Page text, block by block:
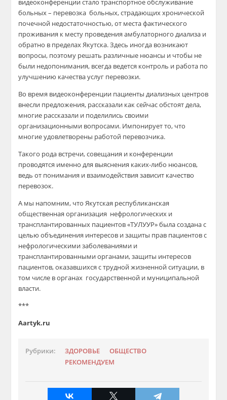
видеоконференции стало транспортное обслуживание
больных – перевозка больных, страдающих хронической
почечной недостаточностью, от места фактического
проживания к месту проведения амбулаторного диализа и
обратно в пределах Якутска. Здесь иногда возникают
вопросы, поэтому решать различные нюансы и чтобы не
были недопонимания, всегда ведется контроль и работа по
улучшению качества услуг перевозки.
Во время видеоконференции пациенты диализных центров
внесли предложения, рассказали как сейчас обстоят дела,
многие рассказали и поделились своими
организационными вопросами. Импонирует то, что
многие удовлетворены работой перевозчика.
Такого рода встречи, совещания и конференции
проводятся именно для выяснения каких-либо нюансов,
ведь от понимания и взаимодействия зависит качество
перевозок.
А мы напомним, что Якутская республиканская
общественная организация нефрологических и
трансплантированных пациентов «ТУЛУУР» была создана с
целью объединения интересов и защиты прав пациентов с
нефрологическими заболеваниями и
трансплантированными органами, защиты интересов
пациентов, оказавшихся с трудной жизненной ситуации, в
том числе в органах государственной и муниципальной
власти.
***
Aartyk.ru
Рубрики: ЗДОРОВЬЕ
ОБЩЕСТВО
РЕКОМЕНДУЕМ